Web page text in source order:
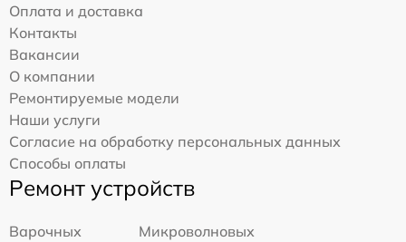
Оплата и доставка
Контакты
Вакансии
О компании
Ремонтируемые модели
Наши услуги
Согласие на обработку персональных данных
Способы оплаты
Ремонт устройств
Варочных
Микроволновых